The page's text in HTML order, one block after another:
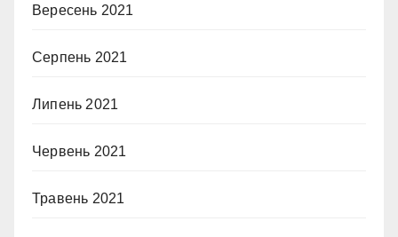
Вересень 2021
Серпень 2021
Липень 2021
Червень 2021
Травень 2021